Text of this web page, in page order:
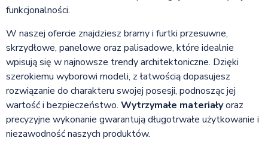
funkcjonalności.
W naszej ofercie znajdziesz bramy i furtki przesuwne,
skrzydłowe, panelowe oraz palisadowe, które idealnie
wpisują się w najnowsze trendy architektoniczne. Dzięki
szerokiemu wyborowi modeli, z łatwością dopasujesz
rozwiązanie do charakteru swojej posesji, podnosząc jej
wartość i bezpieczeństwo. Wytrzymałe materiałyoraz
precyzyjne wykonanie gwarantują długotrwałe użytkowanie i
niezawodność naszych produktów.